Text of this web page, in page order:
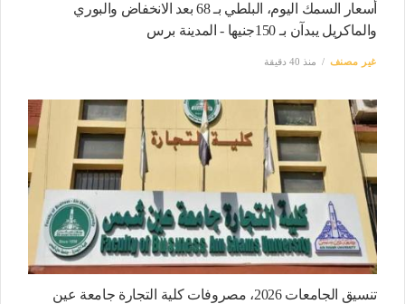
أسعار السمك اليوم، البلطي بـ 68 بعد الانخفاض والبوري
والماكريل يبدآن بـ 150جنيها - المدينة برس
غير مصنف منذ 40 دقيقة
تنسيق الجامعات 2026، مصروفات كلية التجارة جامعة عين